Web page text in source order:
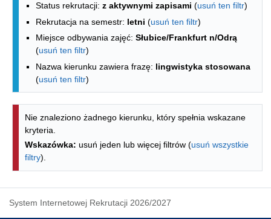
Status rekrutacji: z aktywnymi zapisami (usuń ten filtr)
Rekrutacja na semestr: letni (usuń ten filtr)
Miejsce odbywania zajęć: Słubice/Frankfurt n/Odrą
(usuń ten filtr)
Nazwa kierunku zawiera frazę: lingwistyka stosowana
(usuń ten filtr)
Nie znaleziono żadnego kierunku, który spełnia wskazane
kryteria.
Wskazówka: usuń jeden lub więcej filtrów (usuń wszystkie
filtry).
System Internetowej Rekrutacji 2026/2027